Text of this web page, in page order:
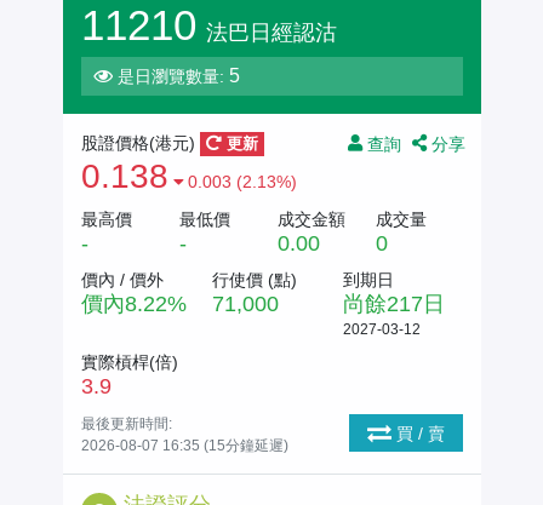
11210 法巴日經認沽
是日瀏覽數量: 5
查詢 分享
股證價格(港元) 更新
0.138
0.003 (2.13%)
最高價
-
最低價
-
成交金額
0.00
成交量
0
價內 / 價外
價內8.22%
行使價 (點)
71,000
到期日
尚餘217日
2027-03-12
實際槓桿(倍)
3.9
最後更新時間:
2026-08-07 16:35 (15分鐘延遲)
買 / 賣